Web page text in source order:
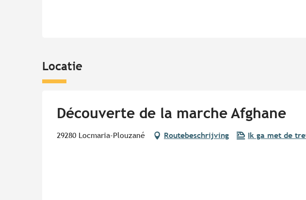
Locatie
Découverte de la marche Afghane
29280 Locmaria-Plouzané Routebeschrijving Ik ga met de